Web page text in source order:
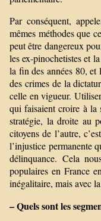
Par conséquent,
mêmes méthodes que
peut être dangereux
les ex-pinochetistes et
la fin des années 80, et
des crimes de la
celle en vigueur.
qui faisaient croire à la
stratégie, la droite au
citoyens de l’autre,
l’injustice permanente
délinquance. Cela
populaires en France
inégalitaire, mais avec
– Quels sont les